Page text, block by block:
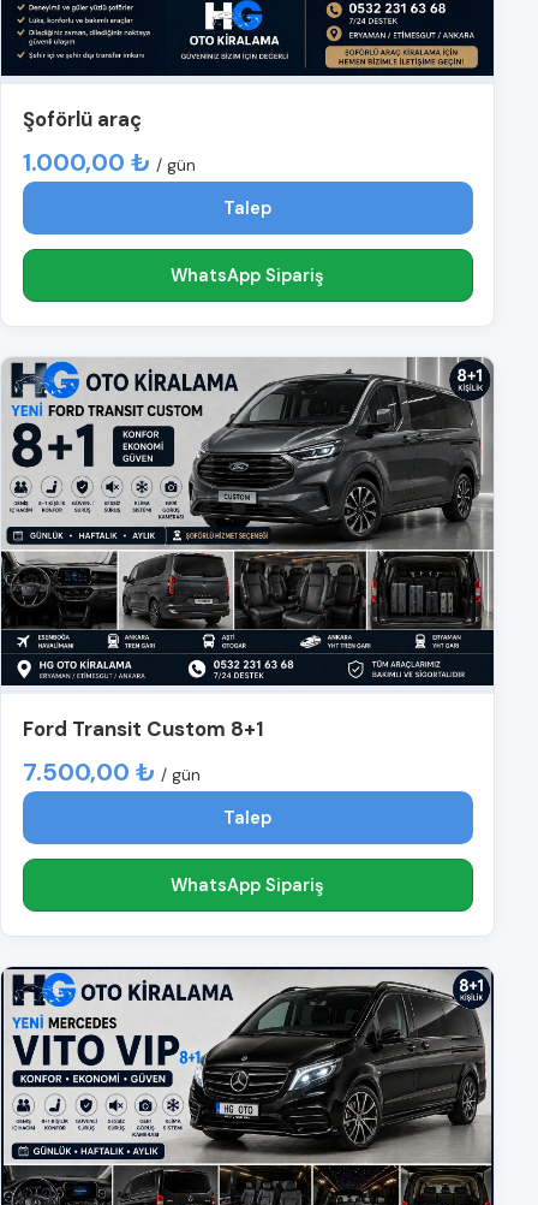
Şoförlü araç
1.000,00 ₺ / gün
Talep
WhatsApp Sipariş
Ford Transit Custom 8+1
7.500,00 ₺ / gün
Talep
WhatsApp Sipariş